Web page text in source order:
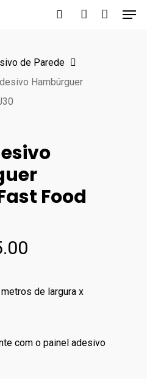
de Parede
Hambúrguer
Food
atual
é:de largura x
com o painel adesivo